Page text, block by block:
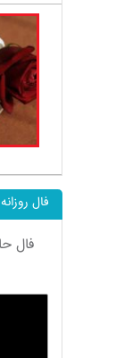
فال روزانه